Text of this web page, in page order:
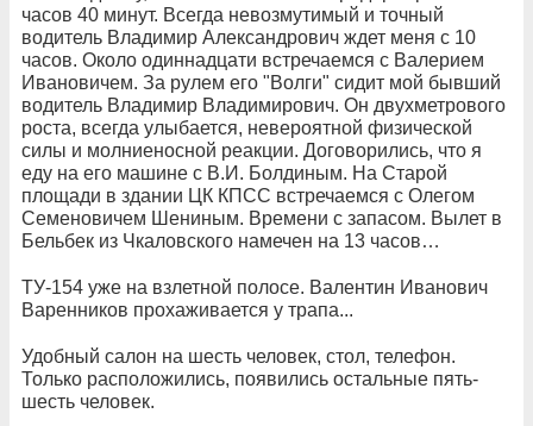
часов 40 минут. Всегда невозмутимый и точный
водитель Владимир Александрович ждет меня с 10
часов. Около одиннадцати встречаемся с Валерием
Ивановичем. За рулем его "Волги" сидит мой бывший
водитель Владимир Владимирович. Он двухметрового
роста, всегда улыбается, невероятной физической
силы и молниеносной реакции. Договорились, что я
еду на его машине с В.И. Болдиным. На Старой
площади в здании ЦК КПСС встречаемся с Олегом
Семеновичем Шениным. Времени с запасом. Вылет в
Бельбек из Чкаловского намечен на 13 часов…
ТУ-154 уже на взлетной полосе. Валентин Иванович
Варенников прохаживается у трапа...
Удобный салон на шесть человек, стол, телефон.
Только расположились, появились остальные пять-
шесть человек.